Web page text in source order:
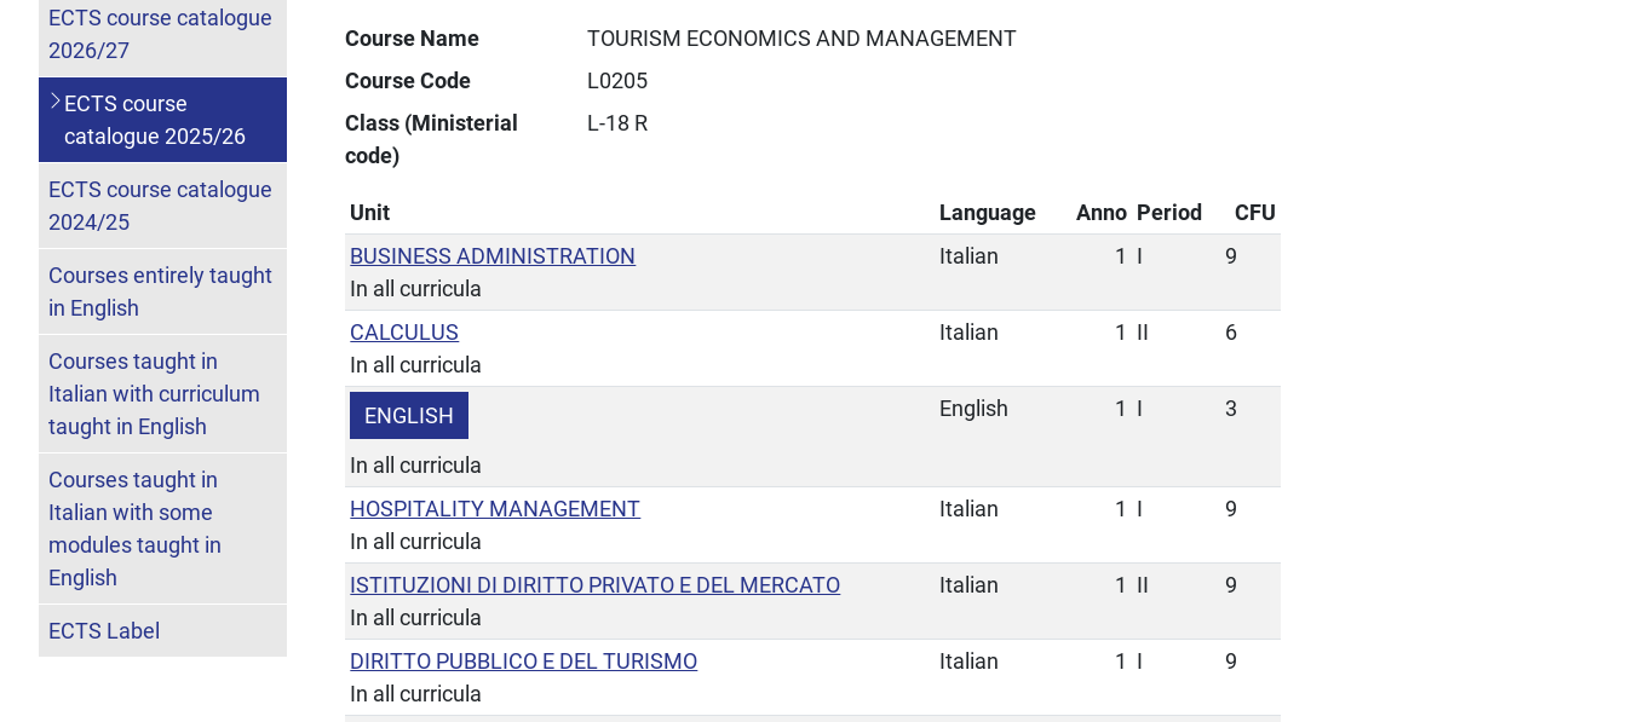
Course Name
TOURISM ECONOMICS AND MANAGEMENT
Course Code
L0205
Class (Ministerial
code)
L-18 R
Unit Language Anno Period
CFU
BUSINESS ADMINISTRATION
In all curricula
Italian 1 I 9
CALCULUS
In all curricula
Italian 1 II 6
ENGLISH
In all curricula
English 1 I 3
HOSPITALITY MANAGEMENT
In all curricula
Italian 1 I 9
ISTITUZIONI DI DIRITTO PRIVATO E DEL MERCATO
In all curricula
Italian 1 II 9
DIRITTO PUBBLICO E DEL TURISMO
In all curricula
Italian 1 I 9
ECTS course catalogue
2026/27
ECTS course
catalogue 2025/26
ECTS course catalogue
2024/25
Courses entirely taught
in English
Courses taught in
Italian with curriculum
taught in English
Courses taught in
Italian with some
modules taught in
English
ECTS Label